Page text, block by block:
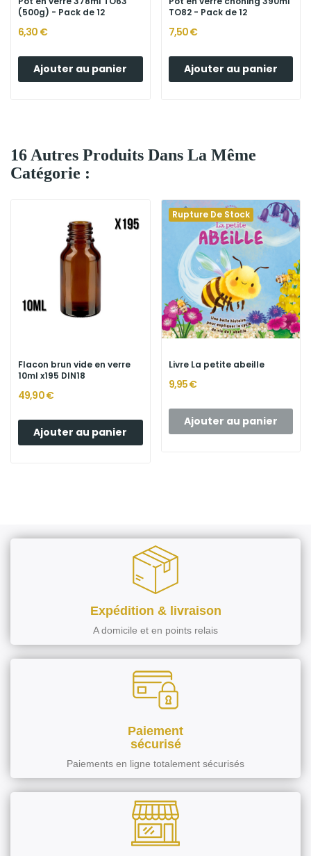
(500g) - Pack de 12
6,30 €
Ajouter au panier
TO82 - Pack de 12
7,50 €
Ajouter au panier
16 Autres Produits Dans La Même
Catégorie :
Flacon brun vide en verre
10ml x195 DIN18
49,90 €
Ajouter au panier
Rupture De Stock
Livre La petite abeille
9,95 €
Ajouter au panier
Expédition & livraison
A domicile et en points relais
Paiement
sécurisé
Paiements en ligne totalement sécurisés